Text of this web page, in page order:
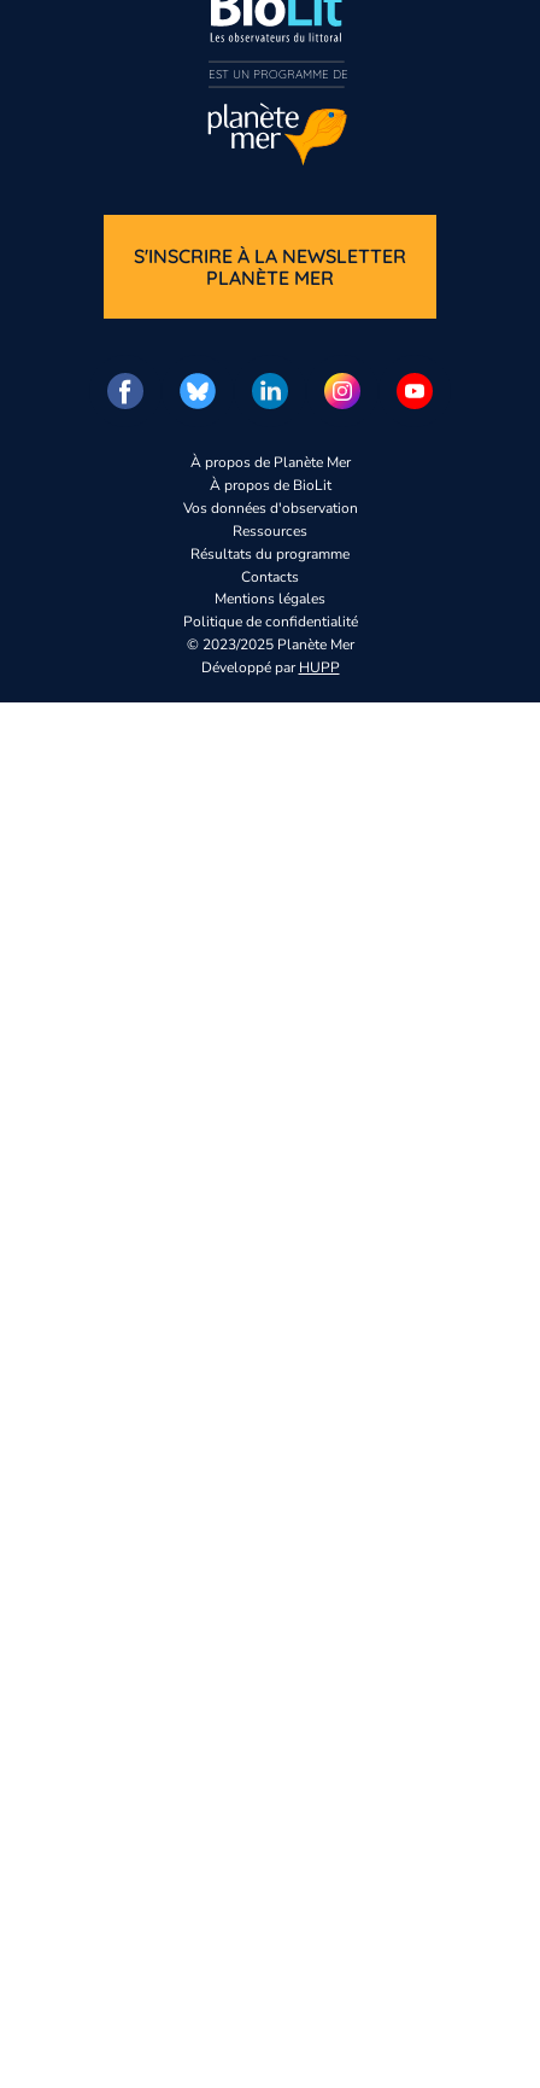
À propos de Planète Mer
À propos de BioLit
Vos données d'observation
Ressources
Résultats du programme
Contacts
Mentions légales
Politique de confidentialité
© 2023/2025 Planète Mer
Développé parHUPP
S'INSCRIRE À LA NEWSLETTER
PLANÈTE MER